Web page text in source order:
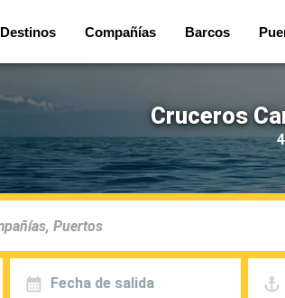
Destinos Compañías Barcos
Cruceros
Fecha de salida